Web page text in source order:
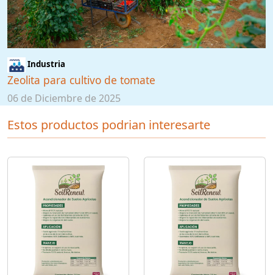
Industria
Zeolita para cultivo de tomate
06 de Diciembre de 2025
Estos productos podrian interesarte